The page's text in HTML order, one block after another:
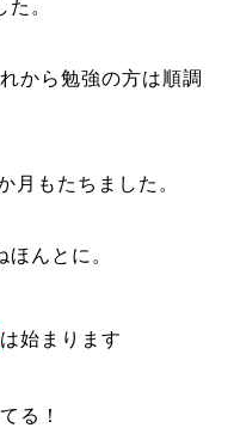
。
から勉強の方は順調
月もたちました。
んとに。
は始まります
る！